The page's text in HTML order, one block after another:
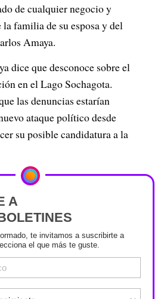
de cualquier negocio y
familia de su esposa y del
Amaya.
dice que desconoce sobre el
en el Lago Sochagota.
las denuncias estarían
ataque político desde
su posible candidatura a la
A
te invitamos a suscribirte a
el que más te guste.